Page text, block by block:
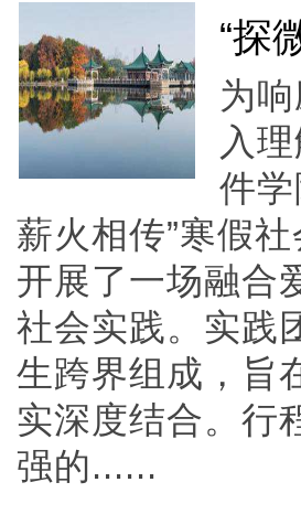
“探
为
入
件
薪火相传”寒假
开展了一场融合
社会实践。实践
生跨界组成，旨
实深度结合。行
强的......